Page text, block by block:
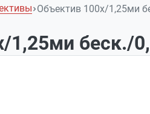
Объектив 100х/1,25ми
1,25ми беск./